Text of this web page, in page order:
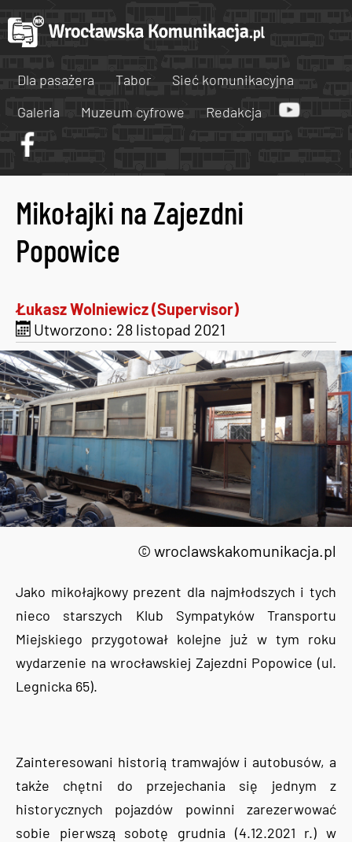
Dla pasażera Tabor
Sieć komunikacyjna
Galeria
Muzeum cyfrowe Redakcja
Mikołajki na Zajezdni
Popowice
Łukasz Wolniewicz (Supervisor)
Utworzono: 28 listopad 2021
© wroclawskakomunikacja.pl
Jako mikołajkowy prezent dla najmłodszych i tych
nieco starszych Klub Sympatyków Transportu
Miejskiego przygotował kolejne już w tym roku
wydarzenie na wrocławskiej Zajezdni Popowice (ul.
Legnicka 65).
Zainteresowani historią tramwajów i autobusów, a
także chętni do przejechania się jednym z
historycznych pojazdów powinni zarezerwować
sobie pierwszą sobotę grudnia (4.12.2021 r.) w